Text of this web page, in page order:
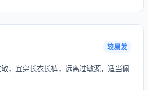
较易发
，宜穿长衣长裤，远离过敏源，适当佩